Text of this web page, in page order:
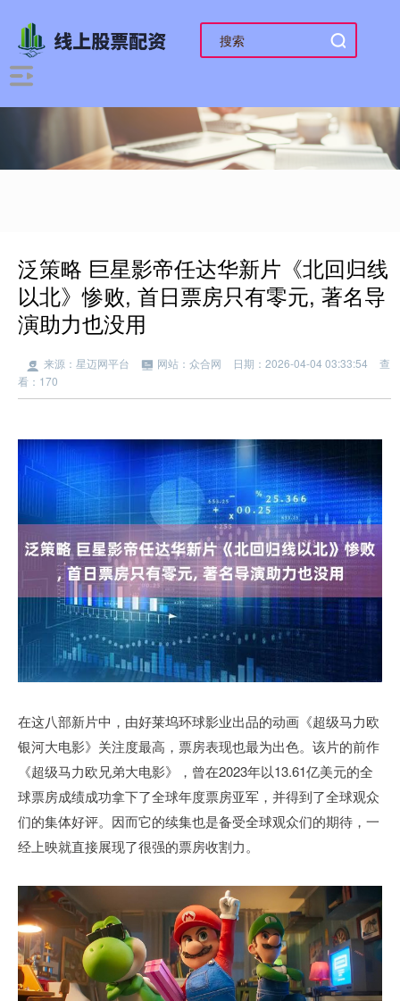
泛策略 巨星影帝任达华新片《北回归线
以北》惨败, 首日票房只有零元, 著名导
演助力也没用
来源：星迈网平台 网站：众合网 日期：2026-04-04 03:33:54
查
看：170
在这八部新片中，由好莱坞环球影业出品的动画《超级马力欧
银河大电影》关注度最高，票房表现也最为出色。该片的前作
《超级马力欧兄弟大电影》，曾在2023年以13.61亿美元的全
球票房成绩成功拿下了全球年度票房亚军，并得到了全球观众
们的集体好评。因而它的续集也是备受全球观众们的期待，一
经上映就直接展现了很强的票房收割力。